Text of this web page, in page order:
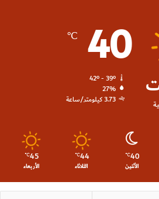
40
℃
42º - 39º
27%
3.73 كيلومتر/ساعة
40
℃
الأثنين
44
℃
الثلاثاء
45
℃
الأربعاء